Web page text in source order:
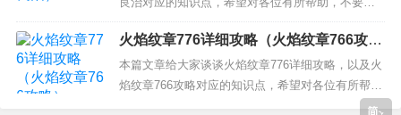
了收藏本站喔。 本文目录一览： 1、妻管严怎么姐
妹结局 2、妻管严_良如何达到爱情5 3、妻管严有大
神研究出中文完美攻略了吗 4、求GALGAME妻管员
2的中文攻略 5、谁有妻管严纯爱的攻略啊，...
火焰纹章776详细攻略（火焰纹章766攻
略）
本篇文章给大家谈谈火焰纹章776详细攻略，以及火
焰纹章766攻略对应的知识点，希望对各位有所帮
助，不要忘了收藏本站喔。 本文目录一览： 1、火